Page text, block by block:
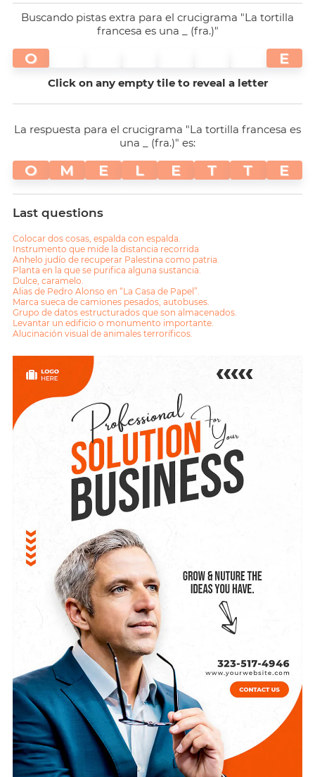
Buscando pistas extra para el crucigrama "La tortilla
francesa es una _ (fra.)"
O E
Click on any empty tile to reveal a letter
La respuesta para el crucigrama "La tortilla francesa es
una _ (fra.)" es:
O M E L E T T E
Last questions
Colocar dos cosas, espalda con espalda.
Instrumento que mide la distancia recorrida
Anhelo judío de recuperar Palestina como patria.
Planta en la que se purifica alguna sustancia.
Dulce, caramelo.
Alias de Pedro Alonso en “La Casa de Papel”.
Marca sueca de camiones pesados, autobuses.
Grupo de datos estructurados que son almacenados.
Levantar un edificio o monumento importante.
Alucinación visual de animales terroríficos.